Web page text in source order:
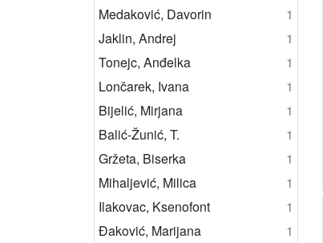
Medaković, Davorin
1
Jaklin, Andrej
1
Tonejc, Anđelka
1
Lončarek, Ivana
1
Bijelić, Mirjana
1
Balić-Žunić, T.
1
Gržeta, Biserka
1
Mihaljević, Milica
1
Ilakovac, Ksenofont
1
Đaković, Marijana
1